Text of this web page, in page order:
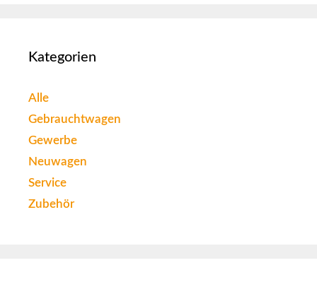
Kategorien
Alle
Gebrauchtwagen
Gewerbe
Neuwagen
Service
Zubehör